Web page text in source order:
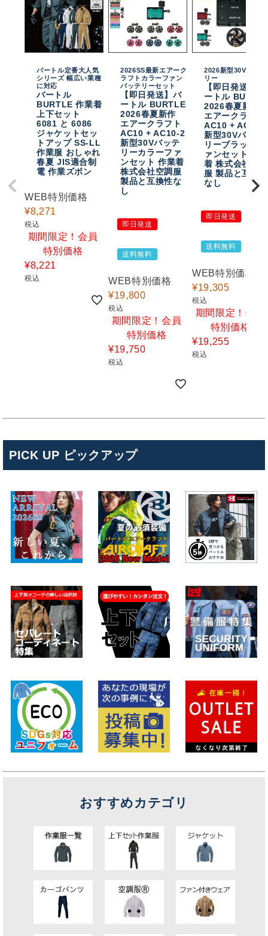
バートル定番大人気
シリーズ 幅広い業種
に対応
バートル
BURTLE 作業着
上下セット
6081 と 6086
ジャケットセッ
トアップ SS-LL
作業服 おしゃれ
春夏 JIS適合制
電 作業ズボン
WEB特別価格
¥8,271
税込
期間限定！会員
特別価格
¥8,221
税込
2026SS最新エアーク
ラフトカラーファン
バッテリーセット
【即日発送】バ
ートル BURTLE
2026春夏新作
エアークラフト
AC10 + AC10-2
新型30Vバッテ
リーカラーファ
ンセット 作業着
株式会社空調服
製品と互換性な
し
即日発送
送料無料
WEB特別価格
¥19,800
税込
期間限定！会員
特別価格
¥19,750
税込
2026新型30Vバッテ
リー
【即日発送】バ
ートル
2026春夏新作
エアークラフト
AC10 + AC10-
新型30Vバッテ
リーブラックフ
ァンセット 作業
着 株式会社空調
服 製品と互換性
なし
即日発送
送料無料
WEB特別価格
¥19,305
税込
期間限定！会員
特別価格
¥19,255
税込
PICK UP ピックアップ
おすすめカテゴリ